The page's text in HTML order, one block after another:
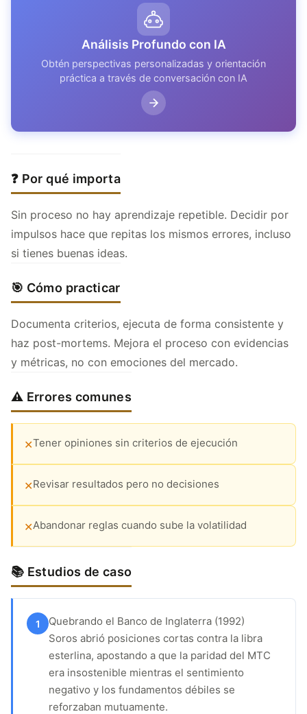
Análisis Profundo con IA
Obtén perspectivas personalizadas y orientación
práctica a través de conversación con IA
❓ Por qué importa
Sin proceso no hay aprendizaje repetible. Decidir por
impulsos hace que repitas los mismos errores, incluso
si tienes buenas ideas.
🎯 Cómo practicar
Documenta criterios, ejecuta de forma consistente y
haz post-mortems. Mejora el proceso con evidencias
y métricas, no con emociones del mercado.
⚠️ Errores comunes
✕Tener opiniones sin criterios de ejecución
✕Revisar resultados pero no decisiones
✕Abandonar reglas cuando sube la volatilidad
📚 Estudios de caso
1
Quebrando el Banco de Inglaterra (1992)
Soros abrió posiciones cortas contra la libra
esterlina, apostando a que la paridad del MTC
era insostenible mientras el sentimiento
negativo y los fundamentos débiles se
reforzaban mutuamente.